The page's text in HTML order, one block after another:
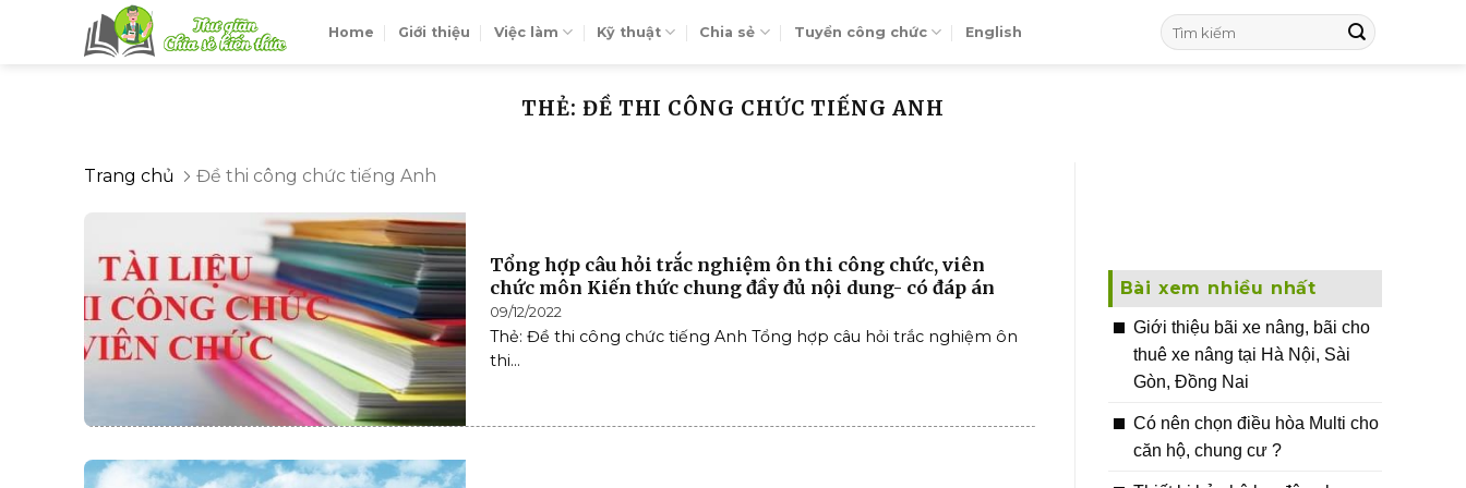
Home Giới thiệu Việc làm Kỹ thuật Chia sẻ Tuyển công chức English
THẺ: ĐỀ THI CÔNG CHỨC TIẾNG ANH
Trang chủ Đề thi công chức tiếng Anh
Tổng hợp câu hỏi trắc nghiệm ôn thi công chức, viên
chức môn Kiến thức chung đầy đủ nội dung- có đáp án
09/12/2022
Thẻ: Đề thi công chức tiếng Anh Tổng hợp câu hỏi trắc nghiệm ôn
thi...
Bài xem nhiều nhất
Giới thiệu bãi xe nâng, bãi cho
thuê xe nâng tại Hà Nội, Sài
Gòn, Đồng Nai
Có nên chọn điều hòa Multi cho
căn hộ, chung cư ?